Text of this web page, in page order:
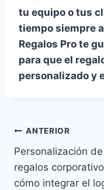
tu equipo o tus
tiempo siempre
Regalos Pro te
para que el
personalizado y
ANTERIOR
Personalización de
regalos
cómo integrar el